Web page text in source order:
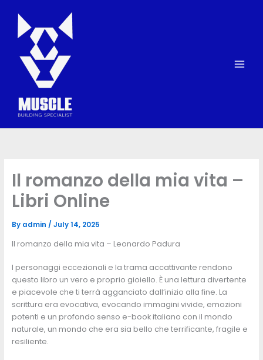
content
Il romanzo della mia vita –
Libri Online
By admin / July 14, 2025
Il romanzo della mia vita – Leonardo Padura
I personaggi eccezionali e la trama accattivante rendono
questo libro un vero e proprio gioiello. È una lettura divertente
e piacevole che ti terrà agganciato dall’inizio alla fine. La
scrittura era evocativa, evocando immagini vivide, emozioni
potenti e un profondo senso e-book italiano con il mondo
naturale, un mondo che era sia bello che terrificante, fragile e
resiliente.